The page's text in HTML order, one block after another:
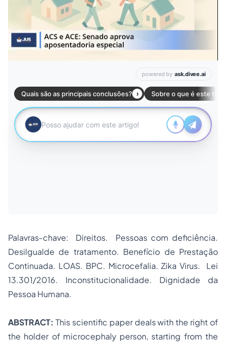
Palavras-chave: Direitos. Pessoas com deficiência.
Desilgualde de tratamento. Benefício de Prestação
Continuada. LOAS. BPC. Microcefalia. Zika Virus. Lei
13.301/2016. Inconstitucionalidade. Dignidade da
Pessoa Humana.
ABSTRACT: This scientific paper deals with the right of
the holder of microcephaly person, starting from the